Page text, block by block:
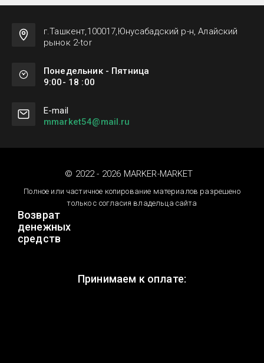
г.Ташкент,100017,Юнусабадский р-н, Алайский
рынок 2-tor
Понедельник - Пятница
9:00- 18 :00
Е-mail
mmarket54@mail.ru
© 2022 - 2026 MARKER-MARKET
Полное или частичное копирование материалов разрешено
только с согласия владельца сайта
Возврат
денежных
средств
Принимаем к оплате: